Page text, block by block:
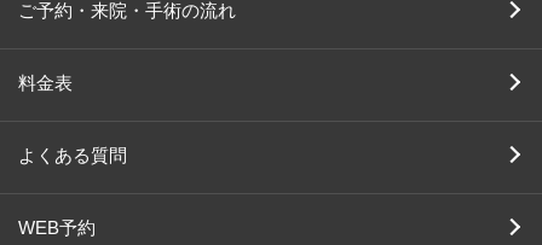
ご予約・来院・手術の流れ
料金表
よくある質問
WEB予約